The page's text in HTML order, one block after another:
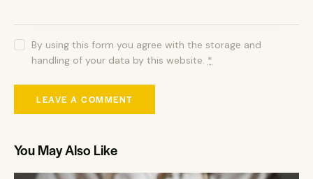
By using this form you agree with the storage and
handling of your data by this website. *
You May Also Like